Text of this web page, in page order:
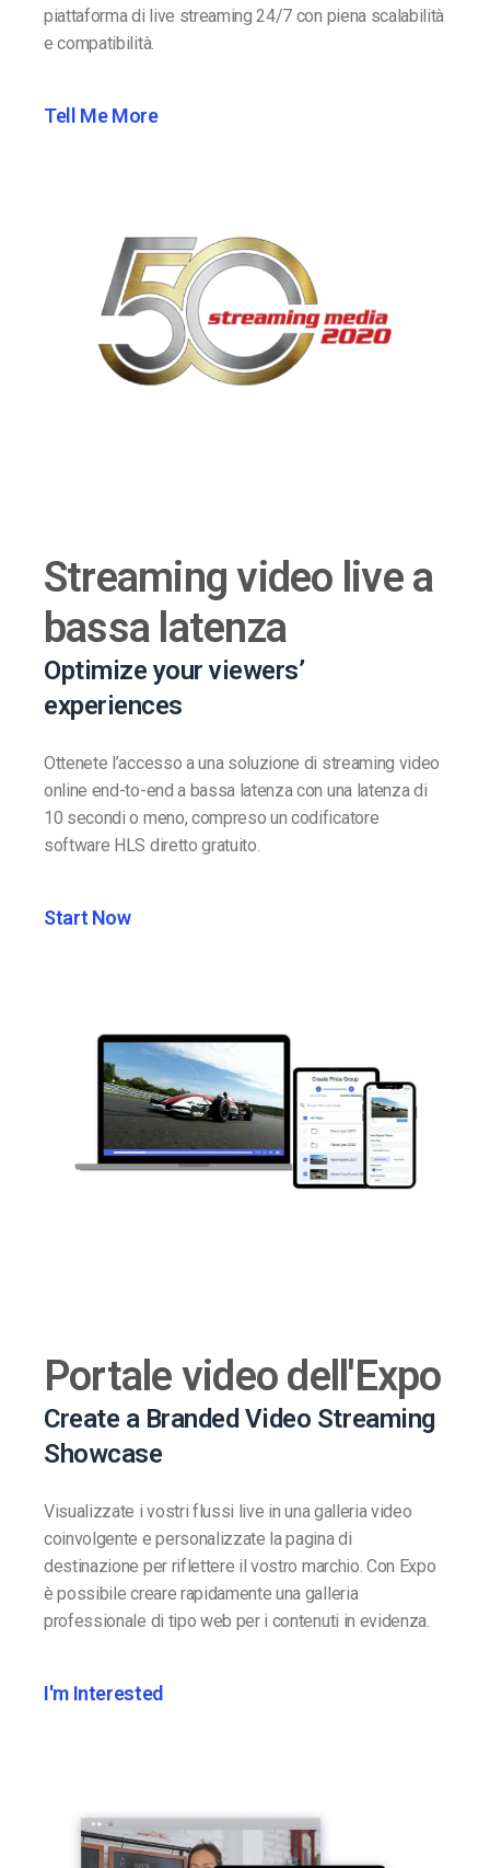
piattaforma di live streaming 24/7 con piena scalabilità
e compatibilità.
Tell Me More
Streaming video live a
bassa latenza
Optimize your viewers’
experiences
Ottenete l’accesso a una soluzione di streaming video
online end-to-end a bassa latenza con una latenza di
10 secondi o meno, compreso un codificatore
software HLS diretto gratuito.
Start Now
Portale video dell'Expo
Create a Branded Video Streaming
Showcase
Visualizzate i vostri flussi live in una galleria video
coinvolgente e personalizzate la pagina di
destinazione per riflettere il vostro marchio. Con Expo
è possibile creare rapidamente una galleria
professionale di tipo web per i contenuti in evidenza.
I'm Interested